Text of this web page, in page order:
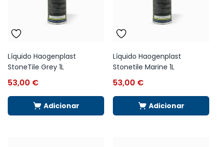
Líquido Haogenplast
StoneTile Grey 1L
53,00 €
Adicionar
Líquido Haogenplast
Stonetile Marine 1L
53,00 €
Adicionar